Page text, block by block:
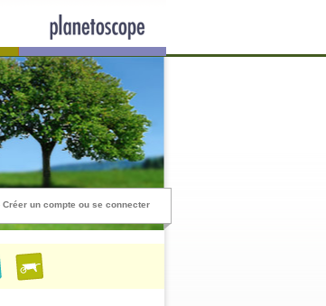
Créer un compte ou se connecter